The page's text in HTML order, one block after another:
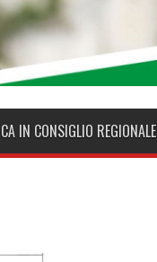
IN CONSIGLIO REGIONALE